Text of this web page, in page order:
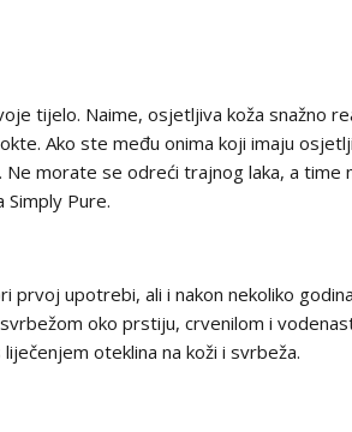
tijelo. Naime, osjetljiva koža snažno
Ako ste među onima koji imaju
morate se odreći trajnog laka, a
Simply Pure.
upotrebi, ali i nakon nekoliko
oko prstiju, crvenilom i
oteklina na koži i svrbeža.